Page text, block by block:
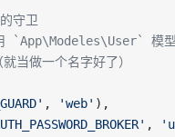
守卫
`App\Modeles\User` 模
当做一个名字好了）
, 'web' ),
,